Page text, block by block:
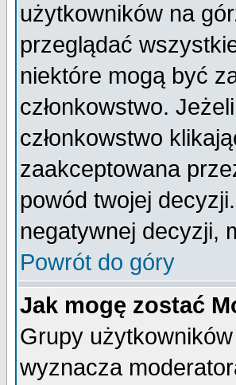
użytkowników na
przeglądać
niektóre mogą być
członkowstwo.
członkowstwo
zaakceptowana
powód twojej
negatywnej decyzji,
Powrót do góry
Jak mogę zostać
Grupy
wyznacza